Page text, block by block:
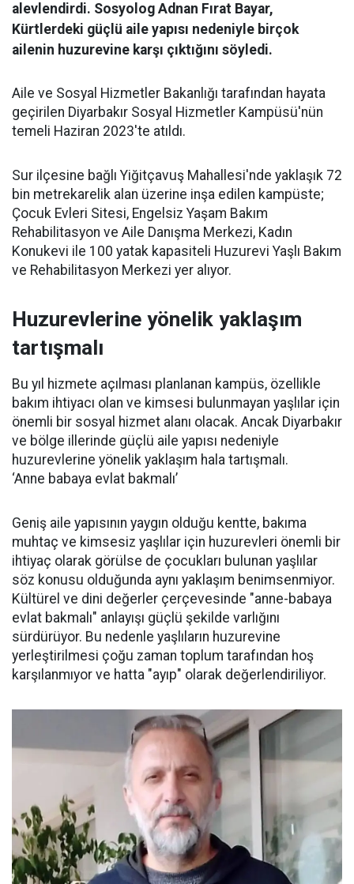
alevlendirdi. Sosyolog Adnan Fırat Bayar,
Kürtlerdeki güçlü aile yapısı nedeniyle birçok
ailenin huzurevine karşı çıktığını söyledi.
Aile ve Sosyal Hizmetler Bakanlığı tarafından hayata
geçirilen Diyarbakır Sosyal Hizmetler Kampüsü'nün
temeli Haziran 2023'te atıldı.
Sur ilçesine bağlı Yiğitçavuş Mahallesi'nde yaklaşık 72
bin metrekarelik alan üzerine inşa edilen kampüste;
Çocuk Evleri Sitesi, Engelsiz Yaşam Bakım
Rehabilitasyon ve Aile Danışma Merkezi, Kadın
Konukevi ile 100 yatak kapasiteli Huzurevi Yaşlı Bakım
ve Rehabilitasyon Merkezi yer alıyor.
Huzurevlerine yönelik yaklaşım
tartışmalı
Bu yıl hizmete açılması planlanan kampüs, özellikle
bakım ihtiyacı olan ve kimsesi bulunmayan yaşlılar için
önemli bir sosyal hizmet alanı olacak. Ancak Diyarbakır
ve bölge illerinde güçlü aile yapısı nedeniyle
huzurevlerine yönelik yaklaşım hala tartışmalı.
‘Anne babaya evlat bakmalı’
Geniş aile yapısının yaygın olduğu kentte, bakıma
muhtaç ve kimsesiz yaşlılar için huzurevleri önemli bir
ihtiyaç olarak görülse de çocukları bulunan yaşlılar
söz konusu olduğunda aynı yaklaşım benimsenmiyor.
Kültürel ve dini değerler çerçevesinde "anne-babaya
evlat bakmalı" anlayışı güçlü şekilde varlığını
sürdürüyor. Bu nedenle yaşlıların huzurevine
yerleştirilmesi çoğu zaman toplum tarafından hoş
karşılanmıyor ve hatta "ayıp" olarak değerlendiriliyor.